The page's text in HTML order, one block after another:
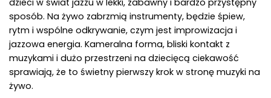
dzieci w świat jazzu w lekki, zabawny i bardzo przystępny
sposób. Na żywo zabrzmią instrumenty, będzie śpiew,
rytm i wspólne odkrywanie, czym jest improwizacja i
jazzowa energia. Kameralna forma, bliski kontakt z
muzykami i dużo przestrzeni na dziecięcą ciekawość
sprawiają, że to świetny pierwszy krok w stronę muzyki na
żywo.